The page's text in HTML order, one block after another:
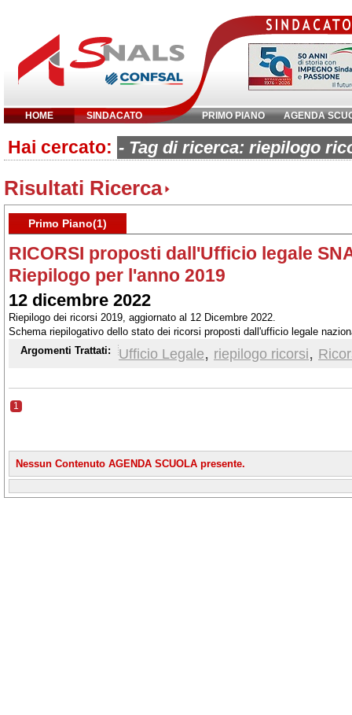
HOME SINDACATO PRIMO PIANO AGENDA
Inserisci parola chiave:
Hai cercato: - Tag di ricerca: riepilogo
Risultati Ricerca
Primo Piano(1)
RICORSI proposti dall'Ufficio legale
Riepilogo per l'anno 2019
12 dicembre 2022
Riepilogo dei ricorsi 2019, aggiornato al 12 Dicembre 2022.
Schema riepilogativo dello stato dei ricorsi proposti dall'ufficio legale
di Stato ed al Presidente della Repubblica
Argomenti Trattati: Ufficio Legale, riepilogo ricorsi,
1
Nessun Contenuto AGENDA SCUOLA presente.